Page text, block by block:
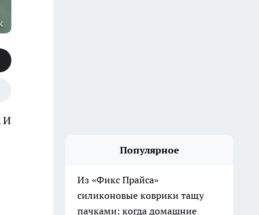
И
Популярное
Из «Фикс Прайса»
силиконовые коврики тащу
пачками: когда домашние